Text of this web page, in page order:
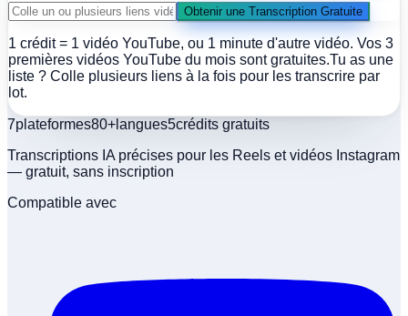
Obtenir une Transcription Gratuite
1 crédit = 1 vidéo YouTube, ou 1 minute d'autre vidéo. Vos 3
premières vidéos YouTube du mois sont gratuites.Tu as une
liste ? Colle plusieurs liens à la fois pour les transcrire par
lot.
7plateformes80+ langues5crédits gratuits
Transcriptions IA précises pour les Reels et vidéos Instagram
— gratuit, sans inscription
Compatible avec